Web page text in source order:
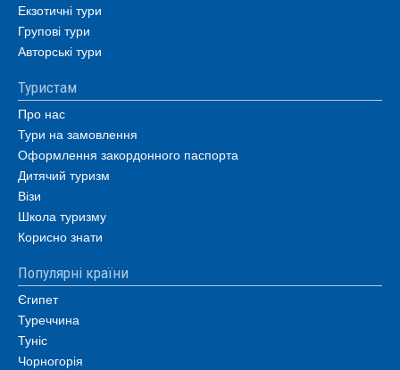
Екзотичні тури
Групові тури
Авторські тури
Туристам
Про нас
Тури на замовлення
Оформлення закордонного паспорта
Дитячий туризм
Візи
Школа туризму
Корисно знати
Популярні країни
Єгипет
Туреччина
Туніс
Чорногорія